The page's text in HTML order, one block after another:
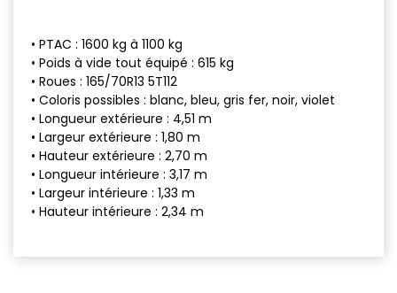
• PTAC : 1600 kg à 1100 kg
• Poids à vide tout équipé : 615 kg
• Roues : 165/70R13 5T112
• Coloris possibles : blanc, bleu, gris fer, noir, violet
• Longueur extérieure : 4,51 m
• Largeur extérieure : 1,80 m
• Hauteur extérieure : 2,70 m
• Longueur intérieure : 3,17 m
• Largeur intérieure : 1,33 m
• Hauteur intérieure : 2,34 m